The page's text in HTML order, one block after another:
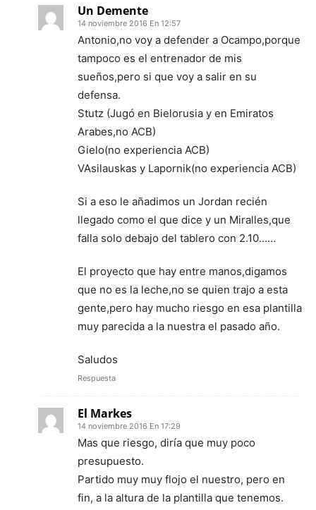
Un Demente
14 noviembre 2016 En 12:57
Antonio,no voy a defender a Ocampo,porque
tampoco es el entrenador de mis
sueños,pero si que voy a salir en su
defensa.
Stutz (Jugó en Bielorusia y en Emiratos
Arabes,no ACB)
Gielo(no experiencia ACB)
VAsilauskas y Lapornik(no experiencia ACB)
Si a eso le añadimos un Jordan recién
llegado como el que dice y un Miralles,que
falla solo debajo del tablero con 2.10……
El proyecto que hay entre manos,digamos
que no es la leche,no se quien trajo a esta
gente,pero hay mucho riesgo en esa plantilla
muy parecida a la nuestra el pasado año.
Saludos
Respuesta
El Markes
14 noviembre 2016 En 17:29
Mas que riesgo, diría que muy poco
presupuesto.
Partido muy muy flojo el nuestro, pero en
fin, a la altura de la plantilla que tenemos.